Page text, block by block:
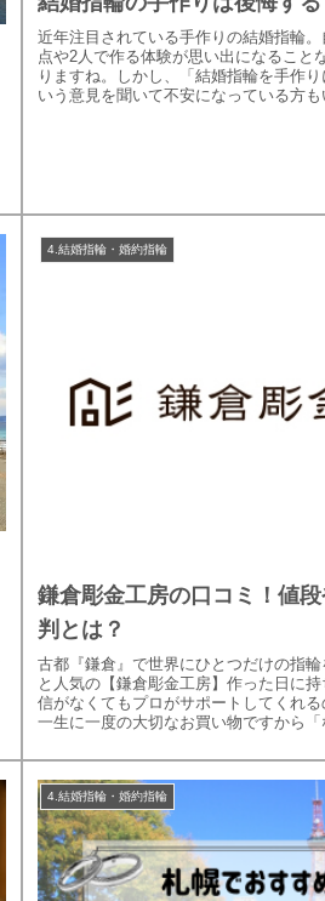
近年注目されている手作りの結婚指輪
点や2人で作る体験が思い出になること
りますね。しかし、「結婚指輪を手作
いう意見を聞いて不安になっている方も
4.結婚指輪・婚約指輪
鎌倉彫金工房の口コミ！値
判とは？
古都『鎌倉』で世界にひとつだけの指
と人気の【鎌倉彫金工房】作った日に
信がなくてもプロがサポートしてくれる
一生に一度の大切なお買い物ですから
4.結婚指輪・婚約指輪